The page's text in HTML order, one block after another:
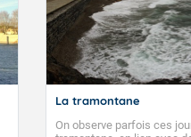
La tramontane
On observe parfois ces